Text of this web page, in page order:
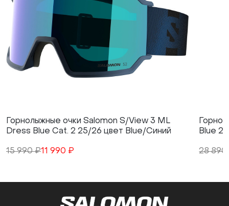
Горнолыжные очки Salomon S/View 3 ML
Dress Blue Cat. 2 25/26 цвет Blue/Синий
15 990 ₽11 990 ₽
Blue
28 890